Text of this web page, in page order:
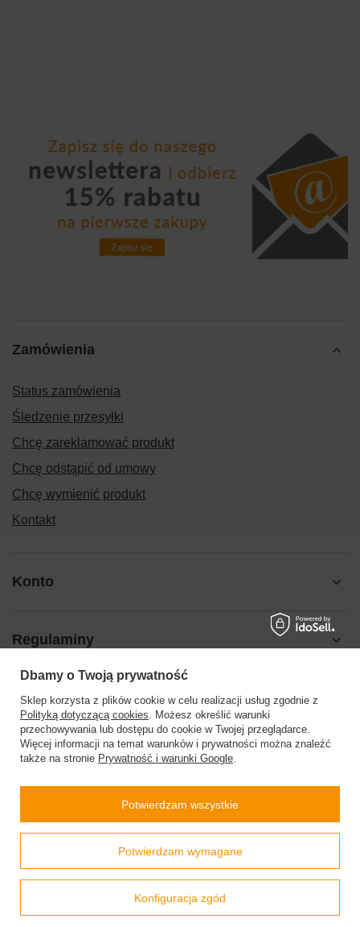
Zamówienia
Status zamówienia
Śledzenie przesyłki
Chcę zareklamować produkt
Chcę odstąpić od umowy
Chcę wymienić produkt
Kontakt
Konto
Regulaminy
Pomoc
504199123 sklep@barberinis.pl
,32-087Bibice
W sklepie prezentujemy ceny brutto (z VAT).
Stawki VAT dla konsumentów z kraju:Polska.
Dbamy o Twoją prywatność
Sklep korzysta z plików cookie w celu realizacji usług zgodnie z
Polityką dotyczącą cookies. Możesz określić warunki
przechowywania lub dostępu do cookie w Twojej przeglądarce.
Więcej informacji na temat warunków i prywatności można znaleźć
także na stronie Prywatność i warunki Google.
Potwierdzam wymagane
Konfiguracja zgód
Potwierdzam wszystkie